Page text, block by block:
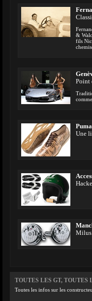
&
fils
Point
Une
Milus
TOUTES LES GT, TOUTES
Toutes les infos sur les